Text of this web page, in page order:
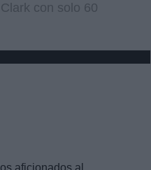
con solo 60
aficionados al